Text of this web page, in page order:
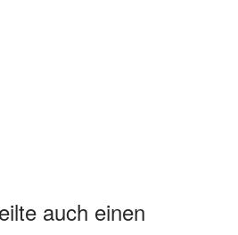
auch einen